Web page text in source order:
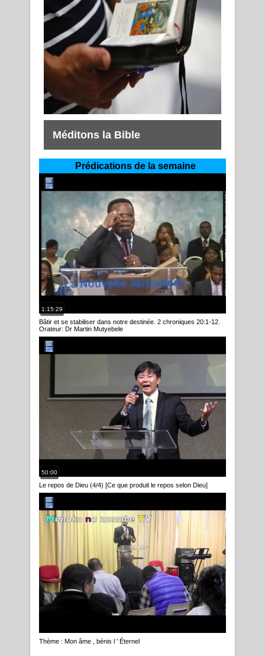
Méditons la Bible
Prédications de la semaine
1:15:29
Bâtir et se stabiliser dans notre destinée. 2 chroniques 20:1-12.
Orateur: Dr Martin Mutyebele
50:00
Le repos de Dieu (4/4) [Ce que produit le repos selon Dieu]
Thème : Mon âme , bénis l ' Éternel